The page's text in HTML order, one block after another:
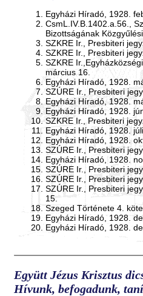
Egyházi Híradó, 1928.
CsmL.IV.B.1402.a.56.,
Bizottságának
SZKRE Ir., Presbiteri
SZKRE Ir., Presbiteri
SZKRE
március 16.
Egyházi Híradó, 1928.
SZÚRE Ir., Presbiteri
Egyházi Híradó, 1928.
Egyházi Híradó, 1928.
SZKRE Ir., Presbiteri
Egyházi Híradó, 1928.
Egyházi Híradó, 1928.
SZÚRE Ir., Presbiteri
Egyházi Híradó, 1928.
SZÚRE Ir., Presbiteri
SZÚRE Ir., Presbiteri
SZÚRE Ir., Presbiteri
15.
Szeged Története 4.
Egyházi Híradó, 1928.
Egyházi Híradó, 1928.
Együtt Jézus Krisztus
Hívunk, befogadunk,